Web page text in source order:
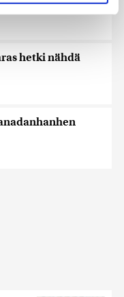
Lisäksi
ja analytiikka-
käytät
heille tai joita on
Tietoja
hetki nähdä